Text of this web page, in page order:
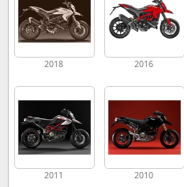
2018 2016
2011 2010